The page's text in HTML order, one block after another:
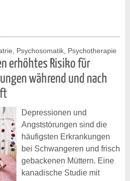
Psychosomatik, Psychotherapie
erhöhtes Risiko für
während und nach
Depressionen und
Angststörungen sind die
häufigsten Erkrankungen
bei Schwangeren und frisch
gebackenen Müttern. Eine
kanadische Studie mit